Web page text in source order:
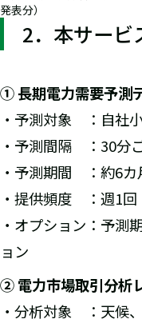
発表分）
2．本サービ
① 長期電力需要予測
・予測対象 ：自社
・予測間隔 ：30分
・予測期間 ：約6カ
・提供頻度 ：週1回
・オプション：予測
ョン
② 電力市場取引分析
・分析対象 ：天候